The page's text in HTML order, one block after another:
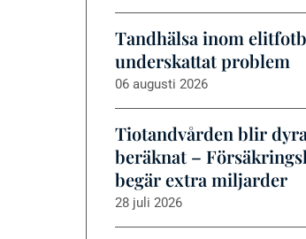
Tandhälsa inom
underskattat problem
06 augusti 2026
Tiotandvården blir
beräknat –
begär extra miljarder
28 juli 2026